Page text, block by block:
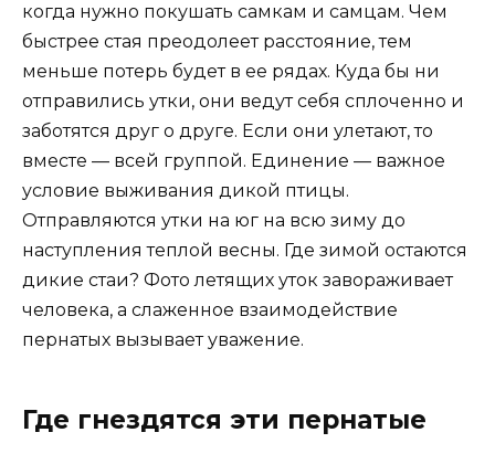
когда нужно покушать самкам и самцам. Чем
быстрее стая преодолеет расстояние, тем
меньше потерь будет в ее рядах. Куда бы ни
отправились утки, они ведут себя сплоченно и
заботятся друг о друге. Если они улетают, то
вместе — всей группой. Единение — важное
условие выживания дикой птицы.
Отправляются утки на юг на всю зиму до
наступления теплой весны. Где зимой остаются
дикие стаи? Фото летящих уток завораживает
человека, а слаженное взаимодействие
пернатых вызывает уважение.
Где гнездятся эти пернатые